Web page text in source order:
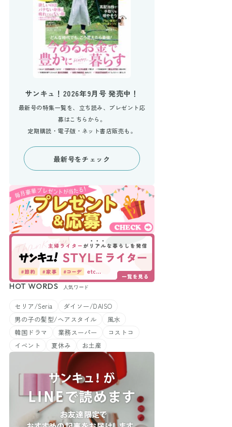
サンキュ！2026年9月号 発売中！
最新号の特集一覧を、立ち読み、プレゼント応
募はこちらから。
定期購読・電子版・ネット書店販売も。
最新号をチェック
HOT WORDS 人気ワード
セリア/Seria
ダイソー/DAISO
男の子の髪型/ヘアスタイル
風水
韓国ドラマ
業務スーパー
コストコ
イベント
夏休み お土産